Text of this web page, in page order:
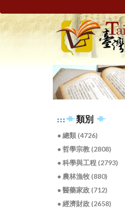
::: 類別
● 總類 (4726)
● 哲學宗教 (2808)
● 科學與工程 (2793)
● 農林漁牧 (880)
● 醫藥家政 (712)
● 經濟財政 (2658)